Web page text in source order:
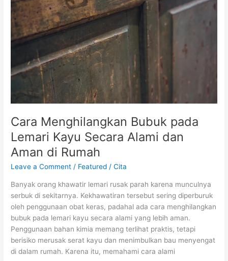
Cara Menghilangkan Bubuk pada
Lemari Kayu Secara Alami dan
Aman di Rumah
Leave a Comment / Featured /Cita
Banyak orang khawatir lemari rusak parah karena munculnya
serbuk di sekitarnya. Kekhawatiran tersebut sering diperburuk
oleh penggunaan obat keras, padahal ada cara menghilangkan
bubuk pada lemari kayu secara alami yang lebih aman.
Penggunaan bahan kimia memang terlihat praktis, tetapi
berisiko merusak serat kayu dan menimbulkan bau menyengat
di dalam rumah. Karena itu, memahami cara alami
pada
Lemari
Kayu
Secara
Aman
Rumah